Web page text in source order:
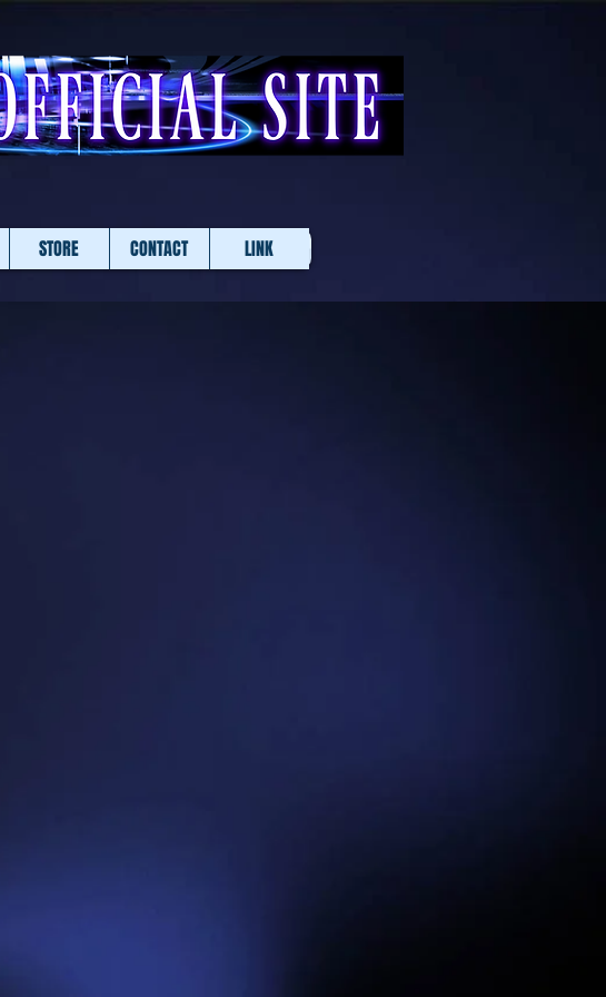
STORE CONTACT LINK